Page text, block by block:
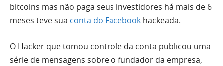
bitcoins mas não paga seus investidores há mais de 6
meses teve sua conta do Facebook hackeada.
O Hacker que tomou controle da conta publicou uma
série de mensagens sobre o fundador da empresa,